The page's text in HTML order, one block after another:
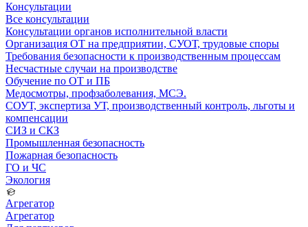
Консультации
Все консультации
Консультации органов исполнительной власти
Организация ОТ на предприятии, СУОТ, трудовые споры
Требования безопасности к производственным процессам
Несчастные случаи на производстве
Обучение по ОТ и ПБ
Медосмотры, профзаболевания, МСЭ.
СОУТ, экспертиза УТ, производственный контроль, льготы и
компенсации
СИЗ и СКЗ
Промышленная безопасность
Пожарная безопасность
ГО и ЧС
Экология
Агрегатор
Агрегатор